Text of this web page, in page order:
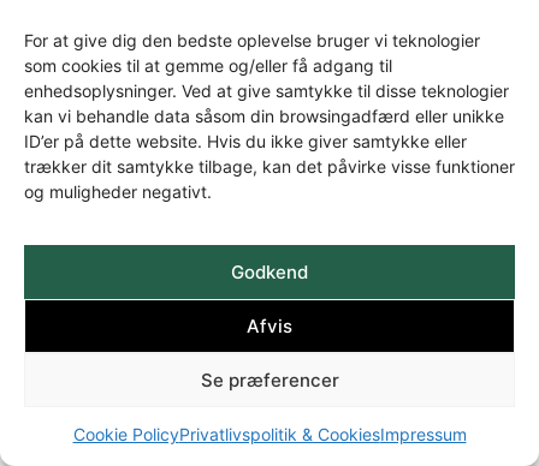
For at give dig den bedste oplevelse bruger vi teknologier
som cookies til at gemme og/eller få adgang til
enhedsoplysninger. Ved at give samtykke til disse teknologier
kan vi behandle data såsom din browsingadfærd eller unikke
ID’er på dette website. Hvis du ikke giver samtykke eller
trækker dit samtykke tilbage, kan det påvirke visse funktioner
og muligheder negativt.
Godkend
Afvis
Se præferencer
Cookie PolicyPrivatlivspolitik & CookiesImpressum
historien
Download
kataloger
Bagel
ApS
Aa.
Louis-
Hansens
Allé 2
Espergærde
22 35 94
info@missbagel.dk
Instagram Cookies